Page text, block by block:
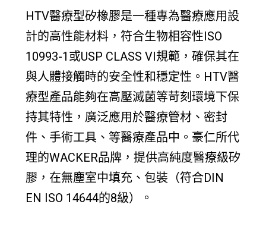
HTV醫療型矽橡膠是一種專為醫療應用設
計的高性能材料，符合生物相容性ISO
10993-1或USP CLASS VI規範，確保其在
與人體接觸時的安全性和穩定性。HTV醫
療型產品能夠在高壓滅菌等苛刻環境下保
持其特性，廣泛應用於醫療管材、密封
件、手術工具、等醫療產品中。豪仁所代
理的WACKER品牌，提供高純度醫療級矽
膠，在無塵室中填充、包裝（符合DIN
EN ISO 14644的8級）。